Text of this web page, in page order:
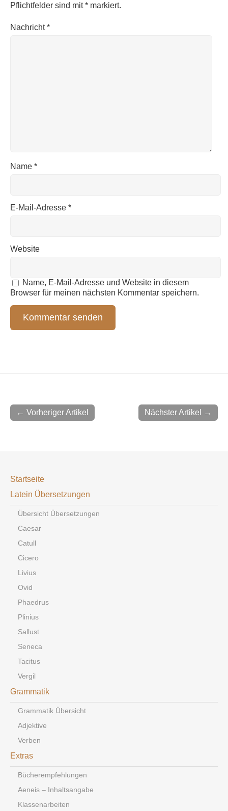
Pflichtfelder sind mit* markiert.
Nachricht*
Name *
E-Mail-Adresse *
Website
Name, E-Mail-Adresse und Website in diesem
Browser für meinen nächsten Kommentar speichern.
Nächster Artikel →
← Vorheriger Artikel
Startseite
Latein Übersetzungen
Übersicht Übersetzungen
Caesar
Catull
Cicero
Livius
Ovid
Phaedrus
Plinius
Sallust
Seneca
Tacitus
Vergil
Grammatik
Grammatik Übersicht
Adjektive
Verben
Extras
Bücherempfehlungen
Aeneis – Inhaltsangabe
Klassenarbeiten